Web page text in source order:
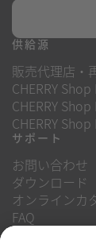
供給源
販売代理店・
CHERRY Shop
CHERRY Shop
CHERRY Shop
サポート
お問い合わせ
ダウンロード
オンラインカ
FAQ
当社について